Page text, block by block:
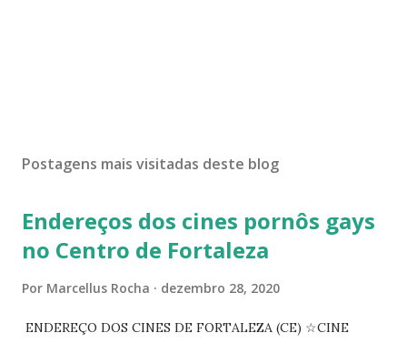
Postagens mais visitadas deste blog
Endereços dos cines pornôs gays
no Centro de Fortaleza
Por Marcellus Rocha dezembro 28, 2020
ENDEREÇO DOS CINES DE FORTALEZA (CE) ☆CINE